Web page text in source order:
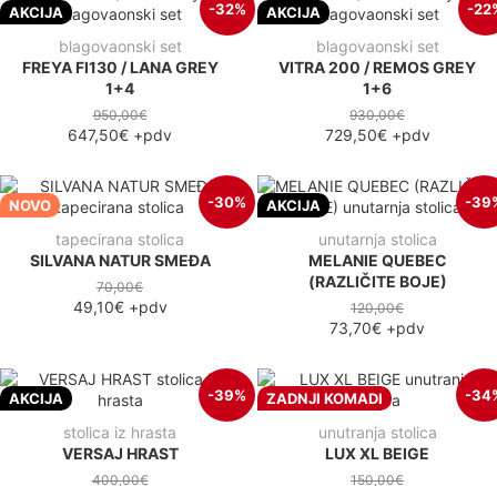
AKCIJA -32%
blagovaonski set
FREYA FI130 / LANA GREY
1+4
950,00€
647,50€ +pdv
AKCIJA -
blagovaonski set
VITRA 200 / REMOS GREY
1+6
930,00€
729,50€+pdv
NOVO -30%
tapecirana stolica
SILVANA NATUR SMEĐA
70,00€
49,10€+pdv
AKCIJA -
unutarnja stolica
MELANIE QUEBEC
(RAZLIČITE BOJE)
120,00€
73,70€ +pdv
AKCIJA -39%
stolica iz hrasta
VERSAJ HRAST
400,00€
ZADNJI KOMADI -
unutranja stolica
LUX XL BEIGE
150,00€